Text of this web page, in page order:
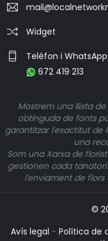
Widget
Telèfon i WhatsApp
672 419 213
Mostrem una llista
obtinguda de fonts
garantitzar l'exactitut de
una
Som una Xarxa de
gestionen cada
l'enviament de
©
Avís legal - Política de